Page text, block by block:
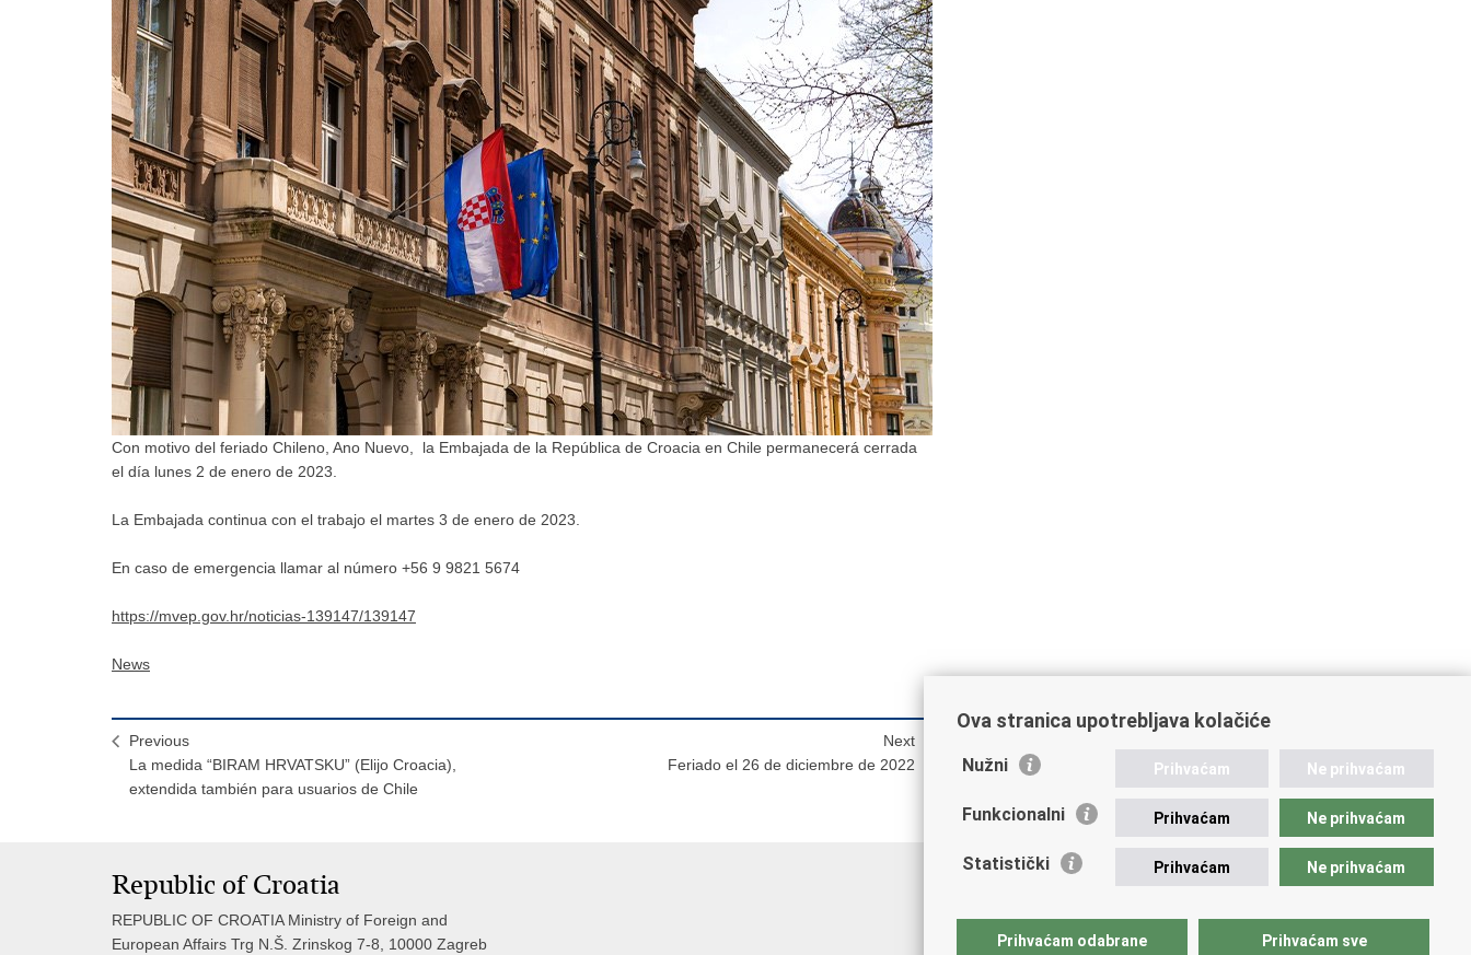
Con motivo del feriado Chileno, Ano Nuevo, la Embajada de la República de Croacia en Chile permanecerá cerrada
el día lunes 2 de enero de 2023.
La Embajada continua con el trabajo el martes 3 de enero de 2023.
En caso de emergencia llamar al número +56 9 9821 5674
https://mvep.gov.hr/noticias-139147/139147
News
Previous
La medida “BIRAM HRVATSKU” (Elijo Croacia),
extendida también para usuarios de Chile
Next
Feriado el 26 de diciembre de 2022
Republic of Croatia
REPUBLIC OF CROATIA Ministry of Foreign and
European Affairs Trg N.Š. Zrinskog 7-8, 10000 Zagreb
Ova stranica upotrebljava kolačiće
Nužni Prihvaćam Ne prihvaćam
Funkcionalni Prihvaćam Ne prihvaćam
Statistički Prihvaćam Ne prihvaćam
Prihvaćam odabrane Prihvaćam sve